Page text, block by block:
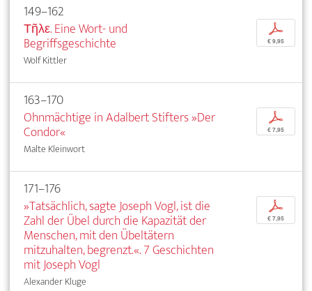
149–162
Τῆλε. Eine Wort- und
Begriffsgeschichte
Wolf Kittler
p
€ 9,95
163–170
Ohnmächtige in Adalbert Stifters »Der
Condor«
Malte Kleinwort
p
€ 7,95
171–176
»Tatsächlich, sagte Joseph Vogl, ist die
Zahl der Übel durch die Kapazität der
Menschen, mit den Übeltätern
mitzuhalten, begrenzt.«. 7 Geschichten
mit Joseph Vogl
Alexander Kluge
p
€ 7,95